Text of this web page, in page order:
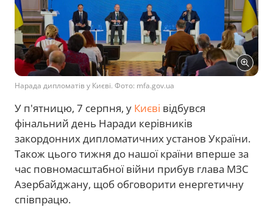
Нарада дипломатів у Києві. Фото: mfa.gov.ua
У п'ятницю, 7 серпня, у Києві відбувся
фінальний день Наради керівників
закордонних дипломатичних установ України.
Також цього тижня до нашої країни вперше за
час повномасштабної війни прибув глава МЗС
Азербайджану, щоб обговорити енергетичну
співпрацю.